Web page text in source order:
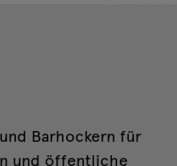
Barhockern für
und öffentliche